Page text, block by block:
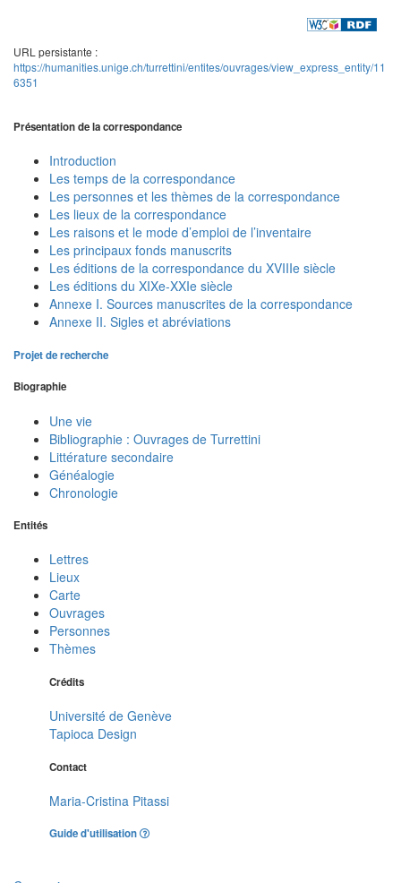
URL persistante :
https://humanities.unige.ch/turrettini/entites/ouvrages/view_express_entity/11
6351
Présentation de la correspondance
Introduction
Les temps de la correspondance
Les personnes et les thèmes de la correspondance
Les lieux de la correspondance
Les raisons et le mode d’emploi de l’inventaire
Les principaux fonds manuscrits
Les éditions de la correspondance du XVIIIe siècle
Les éditions du XIXe-XXIe siècle
Annexe I. Sources manuscrites de la correspondance
Annexe II. Sigles et abréviations
Projet de recherche
Biographie
Une vie
Bibliographie : Ouvrages de Turrettini
Littérature secondaire
Généalogie
Chronologie
Entités
Lettres
Lieux
Carte
Ouvrages
Personnes
Thèmes
Crédits
Université de Genève
Tapioca Design
Contact
Maria-Cristina Pitassi
Guide d'utilisation